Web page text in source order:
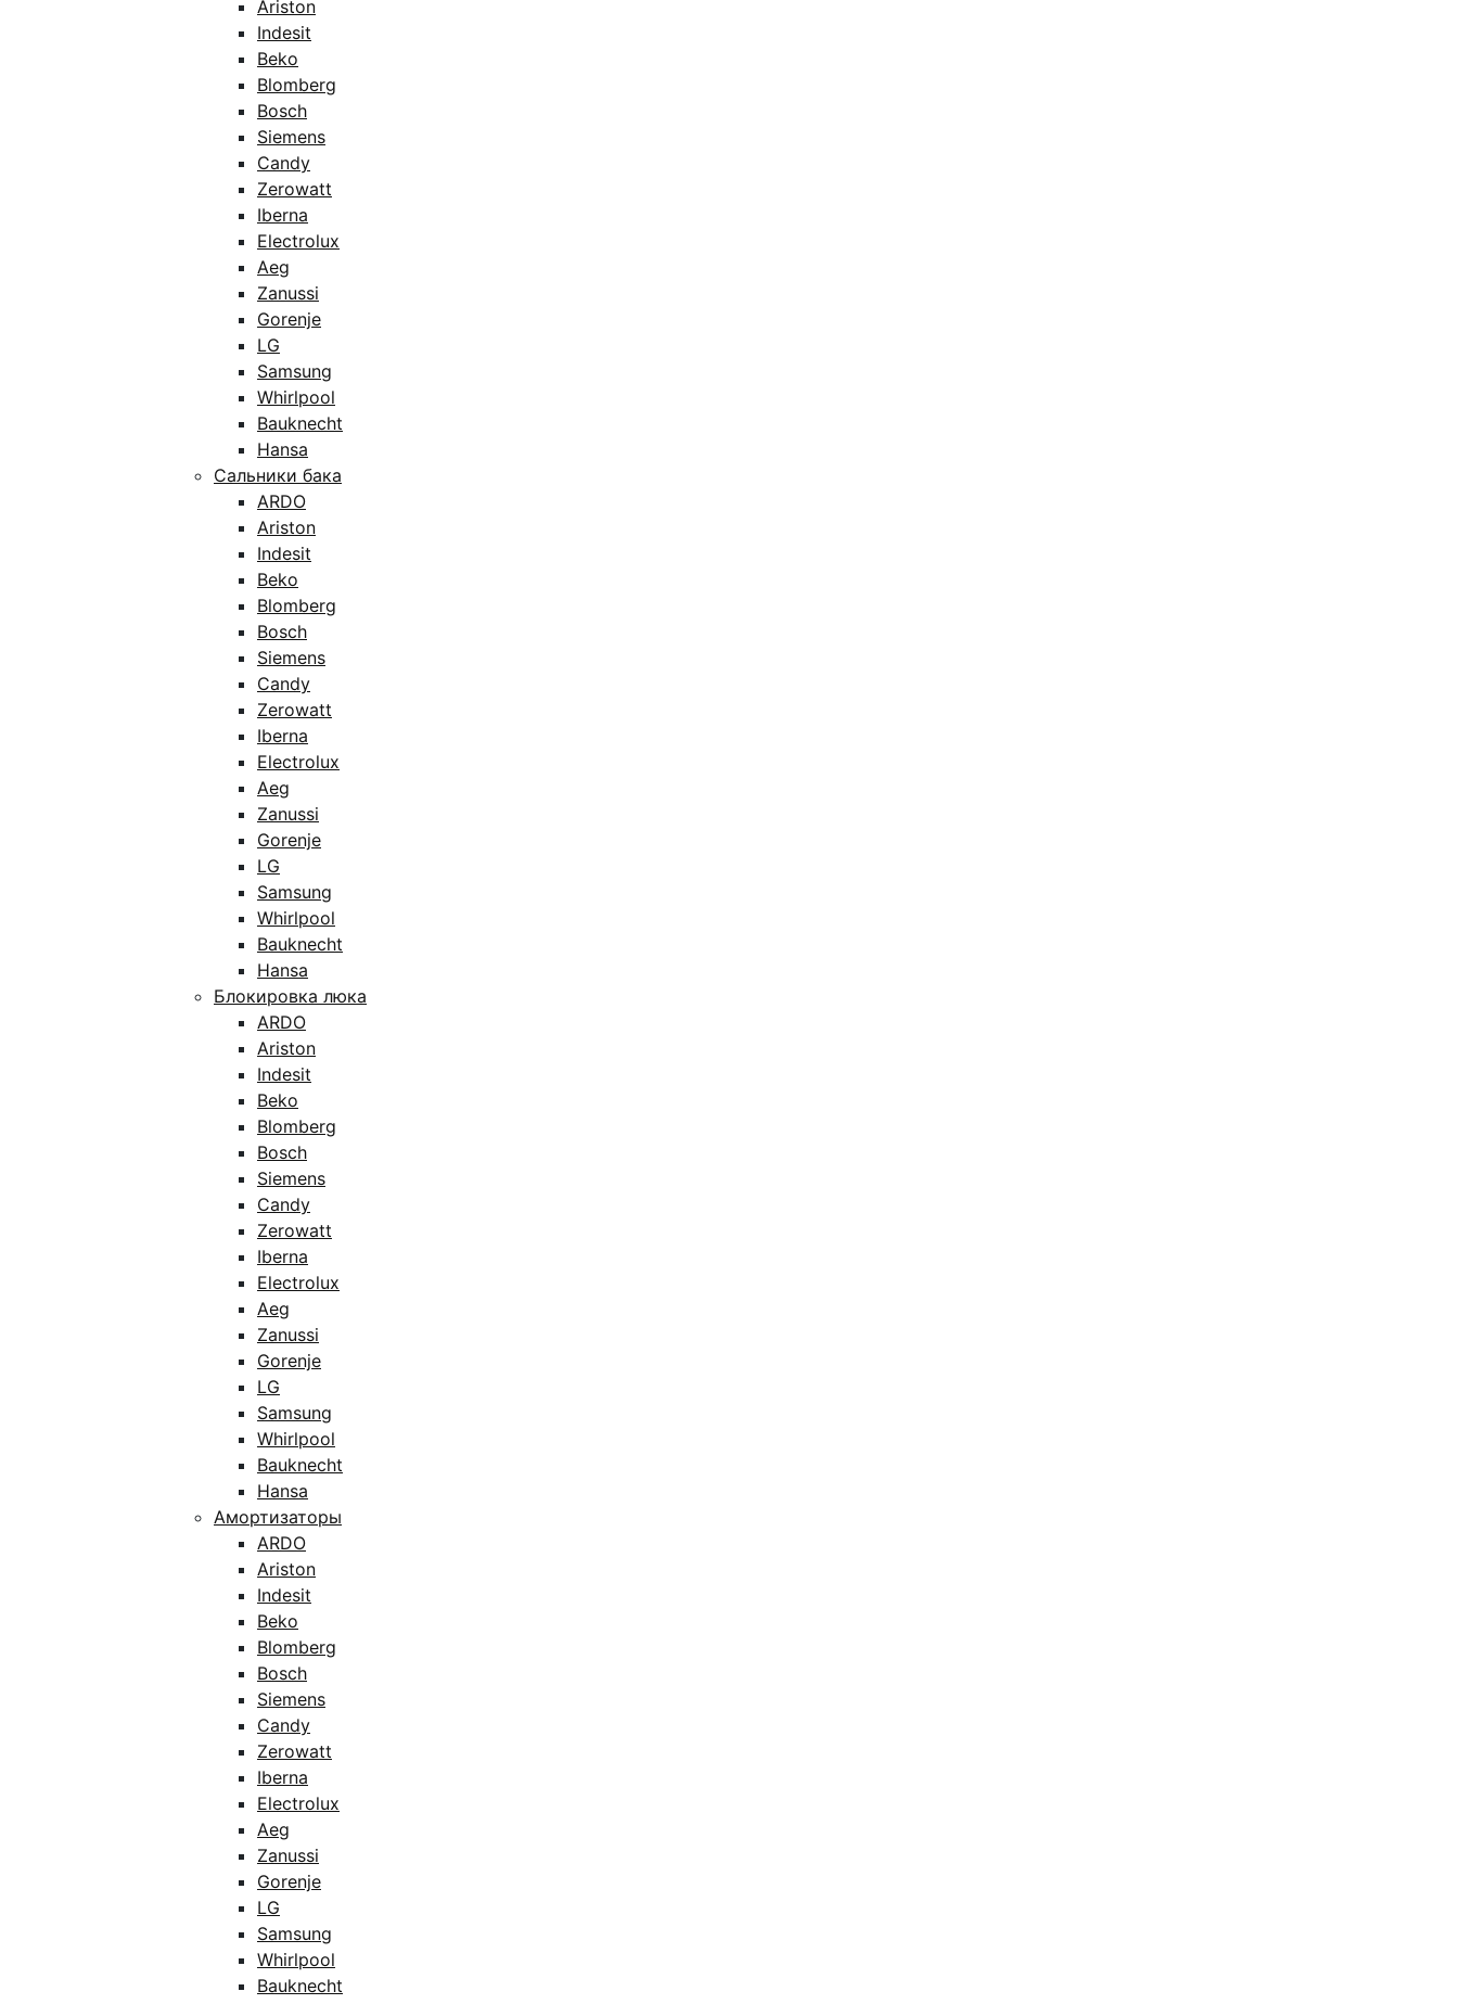
Ariston
Indesit
Beko
Blomberg
Bosch
Siemens
Candy
Zerowatt
Iberna
Electrolux
Aeg
Zanussi
Gorenje
LG
Samsung
Whirlpool
Bauknecht
Hansa
Сальники бака
ARDO
Ariston
Indesit
Beko
Blomberg
Bosch
Siemens
Candy
Zerowatt
Iberna
Electrolux
Aeg
Zanussi
Gorenje
LG
Samsung
Whirlpool
Bauknecht
Hansa
Блокировка люка
ARDO
Ariston
Indesit
Beko
Blomberg
Bosch
Siemens
Candy
Zerowatt
Iberna
Electrolux
Aeg
Zanussi
Gorenje
LG
Samsung
Whirlpool
Bauknecht
Hansa
Амортизаторы
ARDO
Ariston
Indesit
Beko
Blomberg
Bosch
Siemens
Candy
Zerowatt
Iberna
Electrolux
Aeg
Zanussi
Gorenje
LG
Samsung
Whirlpool
Bauknecht